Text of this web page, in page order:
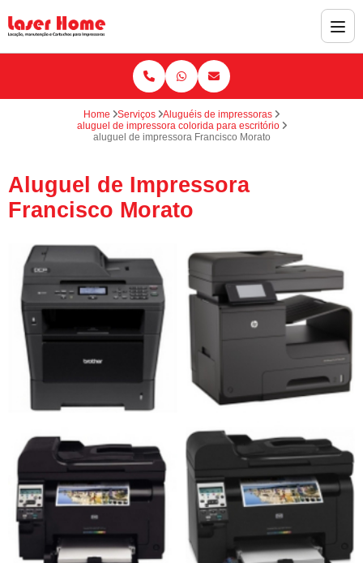
Home Serviços
Aluguéis de impressoras
aluguel de impressora colorida para escritório
aluguel de impressora Francisco Morato
Aluguel de Impressora
Francisco Morato